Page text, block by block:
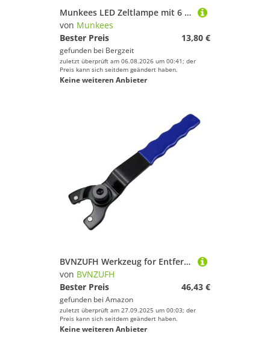
Schiffkompasse
Schiffs-Bekleidung
Sicherheitszubehör-Artikel
Signalhörner
Sitze für Boote
Munkees LED Zeltlampe mit 6 LEDs
von Munkees
Bester Preis
13,80 €
gefunden bei Bergzeit
zuletzt überprüft am 06.08.2026 um 00:41; der
Preis kann sich seitdem geändert haben.
Keine weiteren Anbieter
BVNZUFH Werkzeug for Entfernen der Endmutter der Trimmzylinderkopfstange for die Kontermutter des Trimmzylinderkopfs 48630-98L01 ​48630-92J00
von BVNZUFH
Bester Preis
46,43 €
gefunden bei Amazon
zuletzt überprüft am 27.09.2025 um 00:03; der
Preis kann sich seitdem geändert haben.
Keine weiteren Anbieter